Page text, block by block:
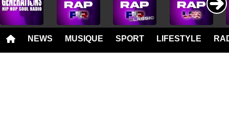
NEWS MUSIQUE SPORT LIFESTYLE